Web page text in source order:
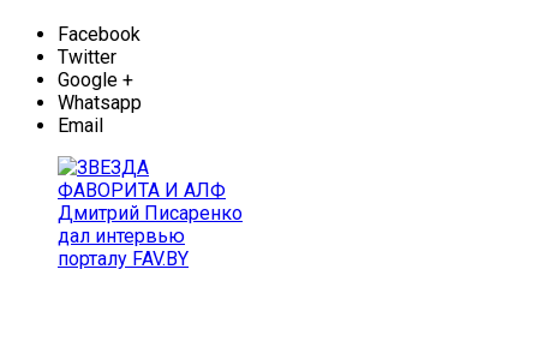
Facebook
Twitter
Google +
Whatsapp
Email